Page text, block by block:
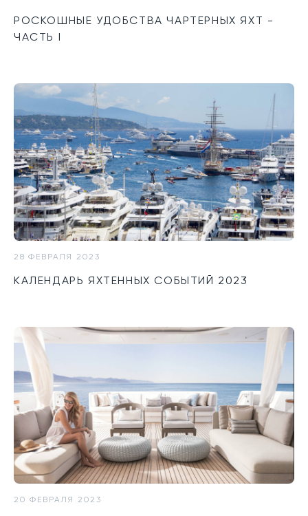
РОСКОШНЫЕ УДОБСТВА ЧАРТЕРНЫХ ЯХТ -
ЧАСТЬ I
28 ФЕВРАЛЯ 2023
КАЛЕНДАРЬ ЯХТЕННЫХ СОБЫТИЙ 2023
20 ФЕВРАЛЯ 2023